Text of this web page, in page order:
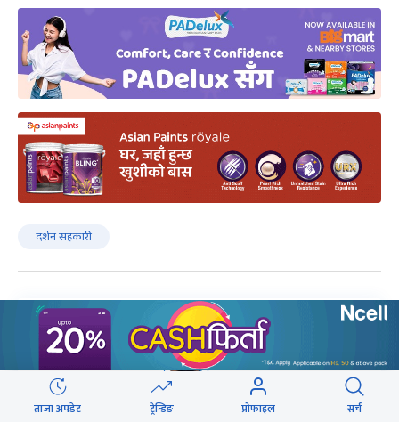
दर्शन सहकारी
लेखक
ताजा अपडेट ट्रेन्डिङ प्रोफाइल सर्च